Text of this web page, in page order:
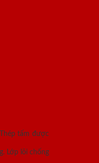
tấm được
Lớp lõi chống